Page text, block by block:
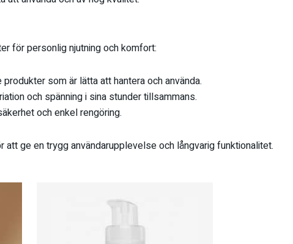
för personlig njutning och komfort:
som är lätta att hantera och använda.
och spänning i sina stunder tillsammans.
och enkel rengöring.
ge en trygg användarupplevelse och långvarig funktionalitet.